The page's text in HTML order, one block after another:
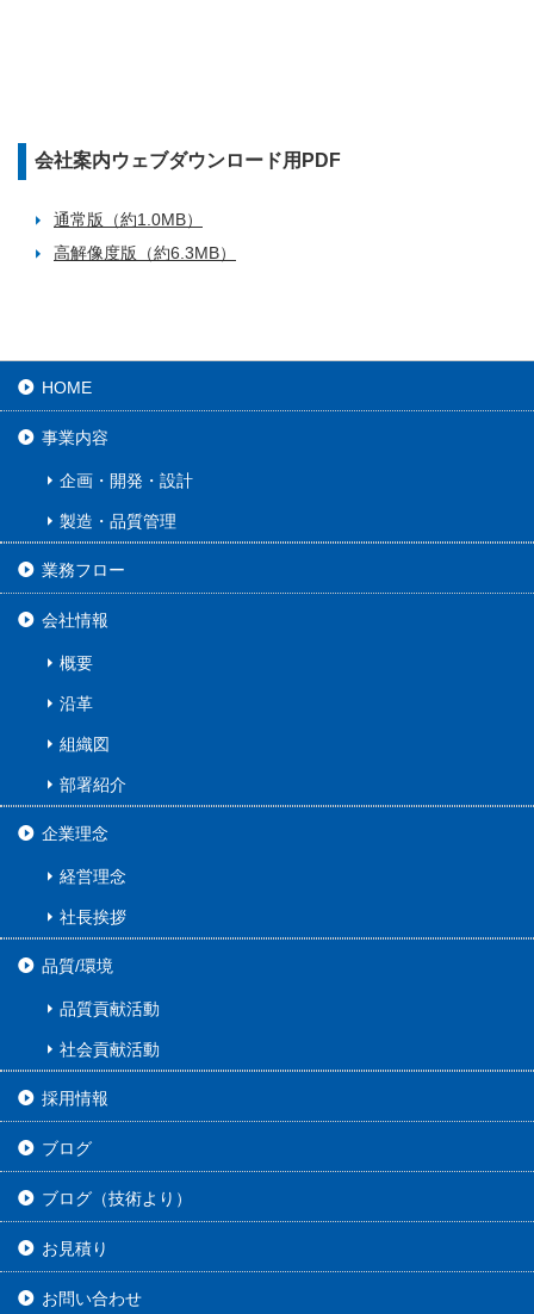
会社案内ウェブダウンロード用PDF
通常版（約1.0MB）
高解像度版（約6.3MB）
HOME
事業内容
企画・開発・設計
製造・品質管理
業務フロー
会社情報
概要
沿革
組織図
部署紹介
企業理念
経営理念
社長挨拶
品質/環境
品質貢献活動
社会貢献活動
採用情報
ブログ
ブログ（技術より）
お見積り
お問い合わせ